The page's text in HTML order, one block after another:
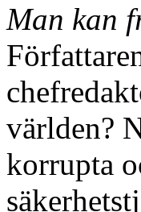
Man kan
världen?
korrupta